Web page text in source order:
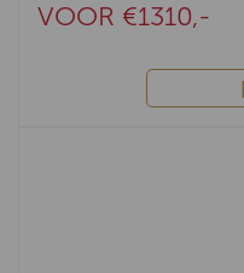
VOOR €1310,-